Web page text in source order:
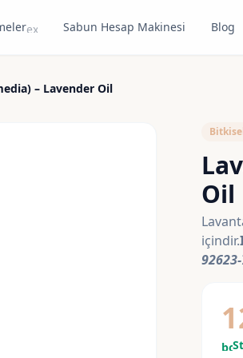
expand_moreSabun Hesap Makinesi Blog
– Lavender Oil
Oil
içindir.
bolt